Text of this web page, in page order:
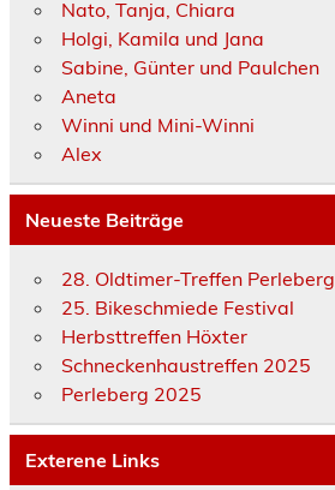
Nato, Tanja, Chiara
Holgi, Kamila und Jana
Sabine, Günter und Paulchen
Aneta
Winni und Mini-Winni
Alex
Neueste Beiträge
28. Oldtimer-Treffen Perleberg
25. Bikeschmiede Festival
Herbsttreffen Höxter
Schneckenhaustreffen 2025
Perleberg 2025
Exterene Links